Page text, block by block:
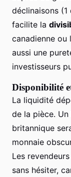
déclinaisons
facilite la
canadienne ou
aussi une
investisseurs
Disponibilité
La liquidité
de la pièce.
britannique
monnaie
Les
sans hésiter,